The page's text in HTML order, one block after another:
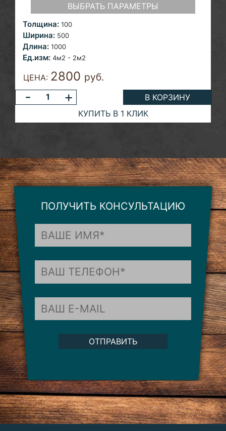
ВЫБРАТЬ ПАРАМЕТРЫ
Толщина: 100
Ширина: 500
Длина: 1000
Ед.изм: 4м2 - 2м2
ЦЕНА: 2800 руб.
- +
В КОРЗИНУ
КУПИТЬ В 1 КЛИК
ПОЛУЧИТЬ КОНСУЛЬТАЦИЮ
ОТПРАВИТЬ